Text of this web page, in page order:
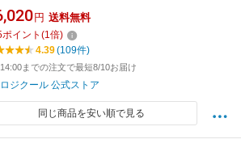
Bolt 8ボタン USB-C 急速充電 windows
iPad OS 対応 MXTB2da 国内正規品 1年間
保証
円 送料無料
ポイント (1倍)
4.39(109件)
までの注文で最短8/10お届け
ロジクール 公式ストア
同じ商品を安い順で見る